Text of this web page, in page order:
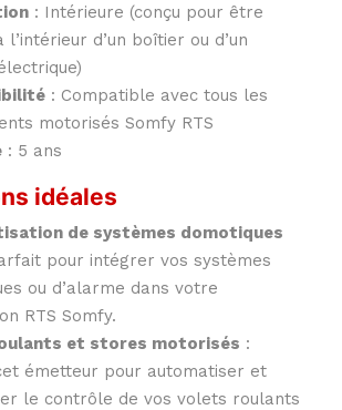
: Intérieure (conçu pour être
d’un boîtier ou d’un
: Compatible avec tous les
motorisés Somfy RTS
: 5 ans
idéales
de systèmes domotiques
pour intégrer vos systèmes
ou d’alarme dans votre
RTS Somfy.
et stores motorisés :
émetteur pour automatiser et
le contrôle de vos volets roulants